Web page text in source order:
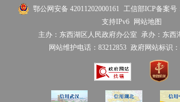
鄂公网安备 42011202000161
工信部ICP备案号
支持IPv6 网站地图
主办：东西湖区人民政府办公室
承办：东西
网站维护电话：83212853 政府网站标识：